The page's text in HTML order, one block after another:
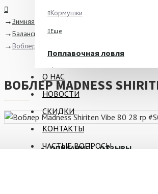
Кормушки
Еще
Поплавочная ловля
Ароматизаторы
Питание
Крючки
Еще
О НАС
НОВОСТИ
СКИДКИ
КОНТАКТЫ
ЧАСТЫЕ ВОПРОСЫ
Зимняя рыбалка
Балансиры, Раттлины, Вибы
Воблер Madness Shiriten Vibe 80 28 гр #S03
ВОБЛЕР MADNESS
ОПИСАНИЕ ОТЗЫВЫ